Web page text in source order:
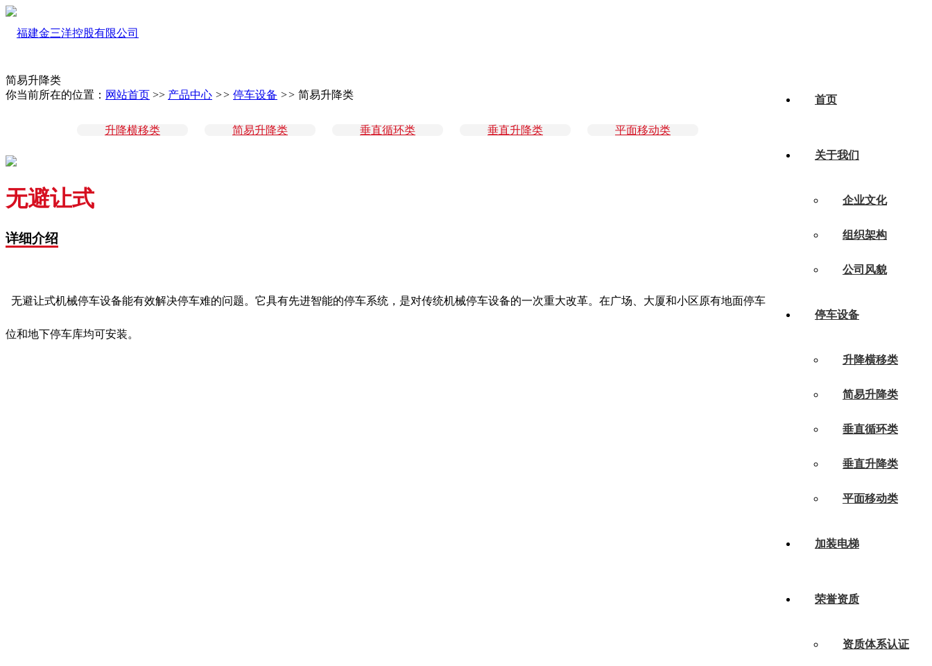
首页
关于我们
企业文化
组织架构
公司风貌
停车设备
升降横移类
简易升降类
垂直循环类
垂直升降类
平面移动类
加装电梯
荣誉资质
资质体系认证
简易升降类
你当前所在的位置： 网站首页 >> 产品中心 >> 停车设备 >> 简易升降类
升降横移类 简易升降类 垂直循环类 垂直升降类 平面移动类
无避让式
详细介绍
无避让式机械停车设备能有效解决停车难的问题。它具有先进智能的停车系统，是对传统机械停车设备的一次重大改革。在广场、大厦和小区原有地面停车
位和地下停车库均可安装。